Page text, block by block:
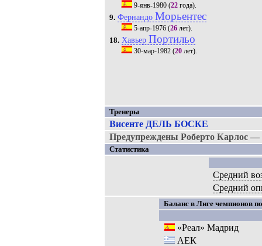
9-янв-1980(22года).
9. Фернандо Морьентес
5-апр-1976(26лет).
18. Хавьер Портильо
30-мар-1982(20лет).
Тренеры
Висенте ДЕЛЬ БОСКЕ
Предупреждены Роберто Карлос —
Статистика
Средний
Средний
Баланс в Лиге чемпионов
«Реал» Мадрид
АЕК